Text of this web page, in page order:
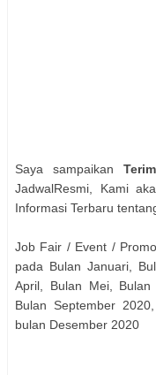
Saya sampaikan
JadwalResmi, Kami
Informasi Terbaru
Job Fair / Event /
pada Bulan Januari,
April, Bulan Mei,
Bulan September
bulan Desember 2020